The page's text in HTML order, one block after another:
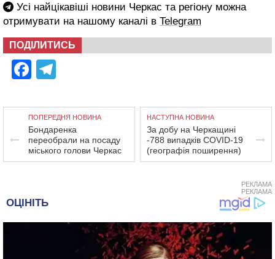
Усі найцікавіші новини Черкас та регіону можна
отримувати на нашому каналі в Telegram
ПОДІЛИТИСЬ
Facebook
ПОПЕРЕДНЯ НОВИНА
Бондаренка
переобрали на посаду
міського голови Черкас
НАСТУПНА НОВИНА
За добу на Черкащині
-788 випадків COVID-19
(географія поширення)
РЕКЛАМА
РЕКЛАМА